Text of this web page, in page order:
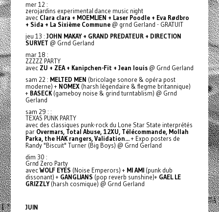
mer 12 :
zerojardins experimental dance music night
avec Clara clara + MOEMLIEN + Laser Poodle + Eva Rødbro
+ Sida + La Sixième Commune@ grnd Gerland - GRATUIT
jeu 13 : JOHN MAKAY + GRAND PREDATEUR + DIRECTION
SURVET @ Grnd Gerland
mar 18 :
ZZZZZ PARTY
avec ZU + ZEA + Kanipchen-Fit + Jean louis@ Grnd Gerland
sam 22 : MELTED MEN (bricolage sonore & opéra post
moderne) + NOMEX (harsh légendaire & flegme britannique)
+ BASECK(gameboy noise & grind turntablism) @ Grnd
Gerland
sam 29 : :
TEXAS PUNK PARTY
avec des classiques punk-rock du Lone Star State interprétés
par Overmars, Total Abuse, 12XU, Télécommande, Mollah
Parka, the HAK rangers, Validation...+ Expo posters de
Randy "Biscuit" Turner (Big Boys) @ Grnd Gerland
dim 30 :
Grnd Zero Party
avecWOLF EYES (Noise Emperors) + MI AMI(punk dub
dissonant) + GANGLIANS (pop reverb sunshine)+ GAEL LE
GRIZZLY(harsh cosmique) @ Grnd Gerland
JUIN